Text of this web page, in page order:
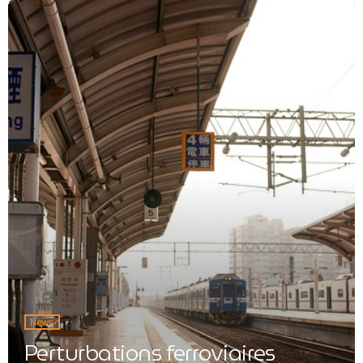
News
Perturbations ferroviaires